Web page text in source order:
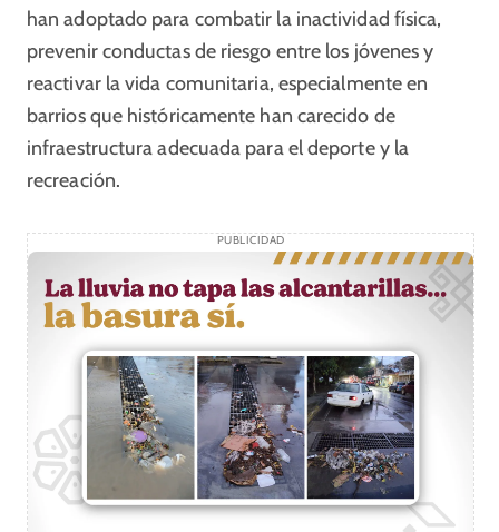
han adoptado para combatir la inactividad física,
prevenir conductas de riesgo entre los jóvenes y
reactivar la vida comunitaria, especialmente en
barrios que históricamente han carecido de
infraestructura adecuada para el deporte y la
recreación.
PUBLICIDAD